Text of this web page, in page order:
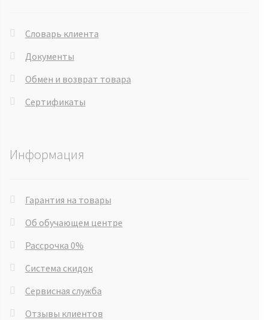
Словарь клиента
Документы
Обмен и возврат товара
Сертификаты
Информация
Гарантия на товары
Об обучающем центре
Рассрочка 0%
Система скидок
Сервисная служба
Отзывы клиентов